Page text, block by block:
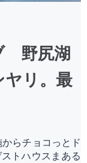
野尻湖
リ。最
らチョコっとド
トハウスまある